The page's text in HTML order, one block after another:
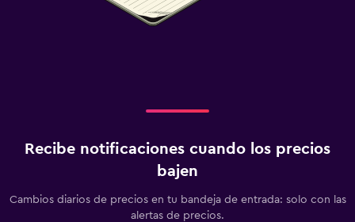
Recibe notificaciones cuando los precios
bajen
Cambios diarios de precios en tu bandeja de entrada: solo con las
alertas de precios.